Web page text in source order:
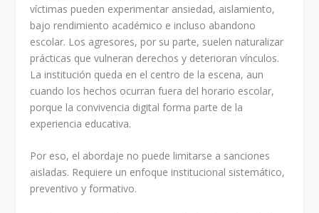
víctimas pueden experimentar ansiedad, aislamiento,
bajo rendimiento académico e incluso abandono
escolar. Los agresores, por su parte, suelen naturalizar
prácticas que vulneran derechos y deterioran vínculos.
La institución queda en el centro de la escena, aun
cuando los hechos ocurran fuera del horario escolar,
porque la convivencia digital forma parte de la
experiencia educativa.
Por eso, el abordaje no puede limitarse a sanciones
aisladas. Requiere un enfoque institucional sistemático,
preventivo y formativo.